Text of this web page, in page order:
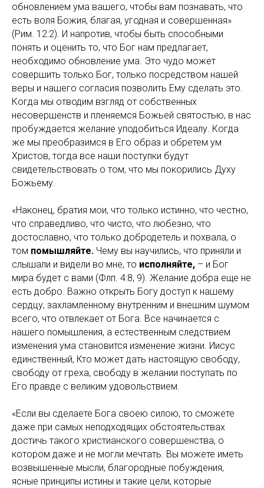
обновлением ума вашего, чтобы вам познавать, что
есть воля Божия, благая, угодная и совершенная»
(Рим. 12:2). И напротив, чтобы быть способными
понять и оценить то, что Бог нам предлагает,
необходимо обновление ума. Это чудо может
совершить только Бог, только посредством нашей
веры и нашего согласия позволить Ему сделать это.
Когда мы отводим взгляд от собственных
несовершенств и пленяемся Божьей святостью, в нас
пробуждается желание уподобиться Идеалу. Когда
же мы преобразимся в Его образ и обретем ум
Христов, тогда все наши поступки будут
свидетельствовать о том, что мы покорились Духу
Божьему.
«Наконец, братия мои, что только истинно, что честно,
что справедливо, что чисто, что любезно, что
достославно, что только добродетель и похвала, о
том помышляйте. Чему вы научились, что приняли и
слышали и видели во мне, то исполняйте, – и Бог
мира будет с вами (Флп. 4:8, 9). Желание добра еще не
есть добро. Важно открыть Богу доступ к нашему
сердцу, захламленному внутренним и внешним шумом
всего, что отвлекает от Бога. Все начинается с
нашего помышления, а естественным следствием
изменения ума становится изменение жизни. Иисус
единственный, Кто может дать настоящую свободу,
свободу от греха, свободу в желании поступать по
Его правде с великим удовольствием.
«Если вы сделаете Бога своею силою, то сможете
даже при самых неподходящих обстоятельствах
достичь такого христианского совершенства, о
котором даже и не могли мечтать. Вы можете иметь
возвышенные мысли, благородные побуждения,
ясные принципы истины и такие цели, которые